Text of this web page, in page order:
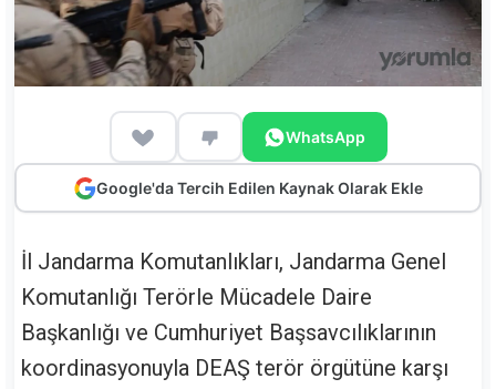
WhatsApp
Google'da Tercih Edilen Kaynak Olarak Ekle
İl Jandarma Komutanlıkları, Jandarma Genel
Komutanlığı Terörle Mücadele Daire
Başkanlığı ve Cumhuriyet Başsavcılıklarının
koordinasyonuyla DEAŞ terör örgütüne karşı